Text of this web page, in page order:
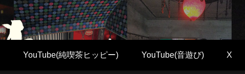
YouTube(純喫茶ヒッピー) YouTube(音遊び) X